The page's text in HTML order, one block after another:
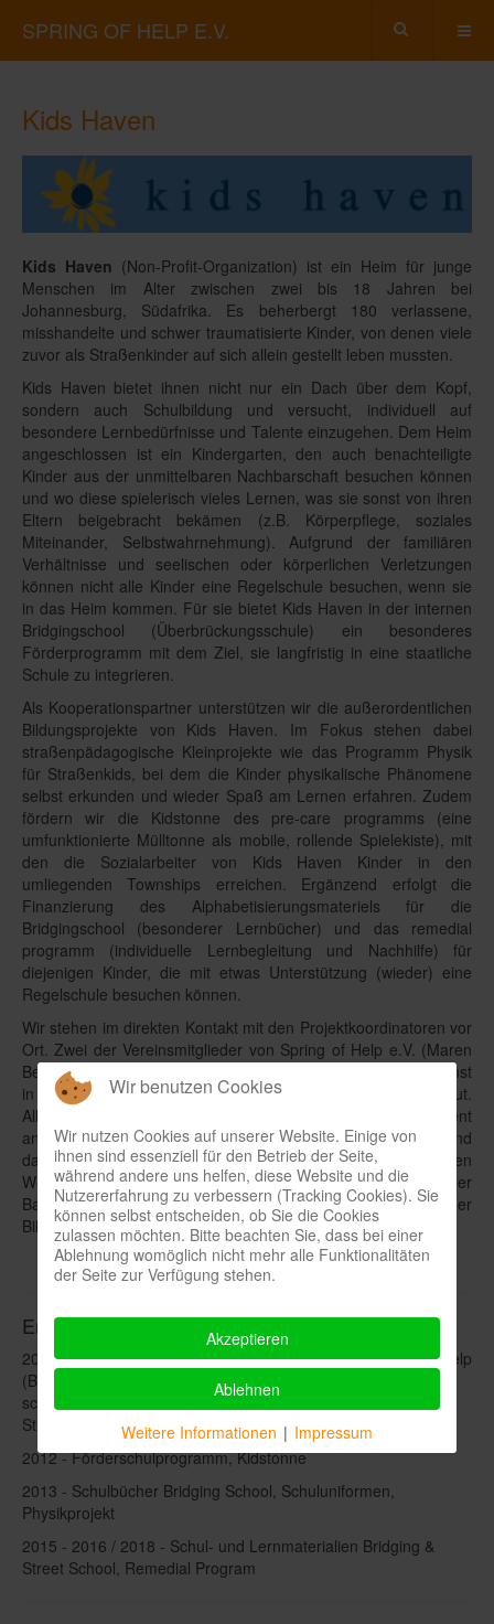
SPRING OF HELP E.V.
Kids Haven
Kids Haven (Non-Profit-Organization) ist ein Heim für junge
Menschen im Alter zwischen zwei bis 18 Jahren bei
Johannesburg, Südafrika. Es beherbergt 180 verlassene,
misshandelte und schwer traumatisierte Kinder, von denen viele
zuvor als Straßenkinder auf sich allein gestellt leben mussten.
Kids Haven bietet ihnen nicht nur ein Dach über dem Kopf,
sondern auch Schulbildung und versucht, individuell auf
besondere Lernbedürfnisse und Talente einzugehen. Dem Heim
angeschlossen ist ein Kindergarten, den auch benachteiligte
Kinder aus der unmittelbaren Nachbarschaft besuchen können
und wo diese spielerisch vieles Lernen, was sie sonst von ihren
Eltern beigebracht bekämen (z.B. Körperpflege, soziales
Miteinander, Selbstwahrnehmung). Aufgrund der familiären
Verhältnisse und seelischen oder körperlichen Verletzungen
können nicht alle Kinder eine Regelschule besuchen, wenn sie
in das Heim kommen. Für sie bietet Kids Haven in der internen
Bridgingschool (Überbrückungsschule) ein besonderes
Förderprogramm mit dem Ziel, sie langfristig in eine staatliche
Schule zu integrieren.
Als Kooperationspartner unterstützen wir die außerordentlichen
Bildungsprojekte von Kids Haven. Im Fokus stehen dabei
straßenpädagogische Kleinprojekte wie das Programm Physik
für Straßenkids, bei dem die Kinder physikalische Phänomene
selbst erkunden und wieder Spaß am Lernen erfahren. Zudem
fördern wir die Kidstonne des pre-care programms (eine
umfunktionierte Mülltonne als mobile, rollende Spielekiste), mit
den die Sozialarbeiter von Kids Haven Kinder in den
umliegenden Townships erreichen. Ergänzend erfolgt die
Finanzierung des Alphabetisierungsmateriels für die
Bridgingschool (besonderer Lernbücher) und das remedial
programm (individuelle Lernbegleitung und Nachhilfe) für
diejenigen Kinder, die mit etwas Unterstützung (wieder) eine
Regelschule besuchen können.
Wir stehen im direkten Kontakt mit den Projektkoordinatoren vor
Ort. Zwei der Vereinsmitglieder von Spring of Help e.V. (Maren
Behnert und Lara Le Wührmann) haben ihren Freiwilligendienst
in Kids Haven absolviert und kennen die Arbeit vor Ort sehr gut.
Alle bei uns eingegangenen Spenden gehen zu hundert Prozent
an die Projekte. Wir und die Kinder von Kids Haven sind
dankbar über jede Unterstützung. Sie helfen, den schwierigen
Weg der Bewältigung vergangener Traumata und zukünftiger
Barrieren bei der Jobsuche durch ihre Unterstützung der
Bildungsangebote etwas zu ebnen.
Engagement Spring of Help e.V.
2006 - 2011 verschiedene Aktivitäten vom Projekt Spring of Help
(Backprojekt, Outreach, Gedichte der Straße, Bewerbungen
schreiben, Straßenkinder fotografieren sich selbst, Schuhe für
Straßenkinder etc.)
2012 - Förderschulprogramm, Kidstonne
2013 - Schulbücher Bridging School, Schuluniformen,
Physikprojekt
2015 - 2016 / 2018 - Schul- und Lernmaterialien Bridging &
Street School, Remedial Program
Wir benutzen Cookies
Wir nutzen Cookies auf unserer Website. Einige von
ihnen sind essenziell für den Betrieb der Seite,
während andere uns helfen, diese Website und die
Nutzererfahrung zu verbessern (Tracking Cookies). Sie
können selbst entscheiden, ob Sie die Cookies
zulassen möchten. Bitte beachten Sie, dass bei einer
Ablehnung womöglich nicht mehr alle Funktionalitäten
der Seite zur Verfügung stehen.
Akzeptieren
Ablehnen
Weitere Informationen | Impressum